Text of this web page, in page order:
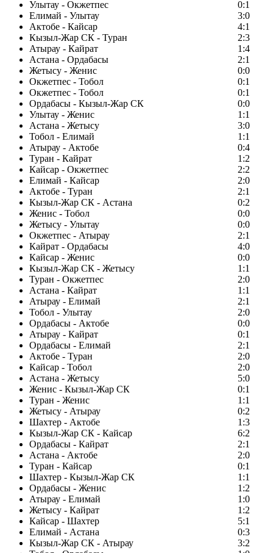
Улытау - Окжетпес
0:1
Елимай - Улытау
3:0
Актобе - Кайсар
4:1
Кызыл-Жар СК - Туран
2:3
Атырау - Кайрат
1:4
Астана - Ордабасы
2:1
Жетысу - Женис
0:0
Окжетпес - Тобол
0:1
Окжетпес - Тобол
0:1
Ордабасы - Кызыл-Жар СК
0:0
Улытау - Женис
1:1
Астана - Жетысу
3:0
Тобол - Елимай
1:1
Атырау - Актобе
0:4
Туран - Кайрат
1:2
Кайсар - Окжетпес
2:2
Елимай - Кайсар
2:0
Актобе - Туран
2:1
Кызыл-Жар СК - Астана
0:2
Женис - Тобол
0:0
Жетысу - Улытау
0:0
Окжетпес - Атырау
2:1
Кайрат - Ордабасы
4:0
Кайсар - Женис
0:0
Кызыл-Жар СК - Жетысу
1:1
Туран - Окжетпес
2:0
Астана - Кайрат
1:1
Атырау - Елимай
2:1
Тобол - Улытау
2:0
Ордабасы - Актобе
0:0
Атырау - Кайрат
0:1
Ордабасы - Елимай
2:1
Актобе - Туран
2:0
Кайсар - Тобол
2:0
Астана - Жетысу
5:0
Женис - Кызыл-Жар СК
0:1
Туран - Женис
1:1
Жетысу - Атырау
0:2
Шахтер - Актобе
1:3
Кызыл-Жар СК - Кайсар
6:2
Ордабасы - Кайрат
2:1
Астана - Актобе
2:0
Туран - Кайсар
0:1
Шахтер - Кызыл-Жар СК
1:1
Ордабасы - Женис
1:2
Атырау - Елимай
1:0
Жетысу - Кайрат
1:2
Кайсар - Шахтер
5:1
Елимай - Астана
0:3
Кызыл-Жар СК - Атырау
3:2